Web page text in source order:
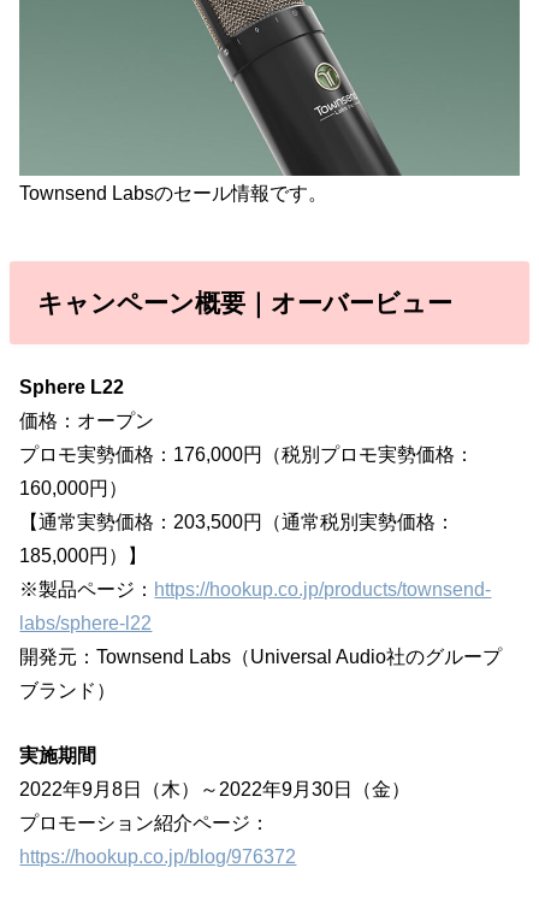
Townsend Labsのセール情報です。
キャンペーン概要｜オーバービュー
Sphere L22
価格：オープン
プロモ実勢価格：176,000円（税別プロモ実勢価格：
160,000円）
【通常実勢価格：203,500円（通常税別実勢価格：
185,000円）】
※製品ページ： https://hookup.co.jp/products/townsend-
labs/sphere-l22
開発元：Townsend Labs（Universal Audio社のグループ
ブランド）
実施期間
2022年9月8日（木）～2022年9月30日（金）
プロモーション紹介ページ：
https://hookup.co.jp/blog/976372